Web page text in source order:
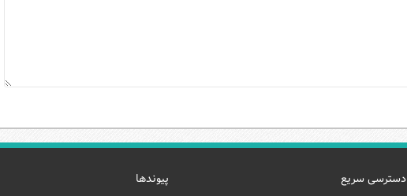
دسترسی سریع پیوندها